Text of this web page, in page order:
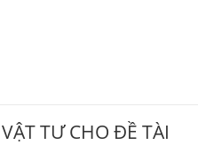
TƯ CHO ĐỀ TÀI